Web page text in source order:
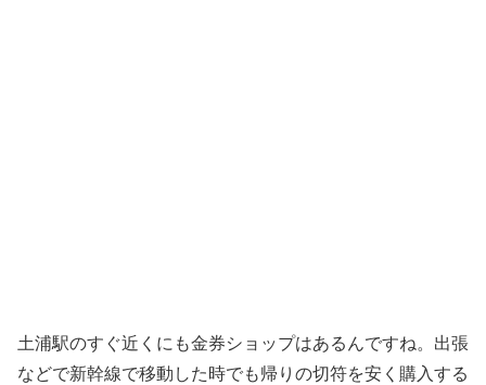
土浦駅のすぐ近くにも金券ショップはあるんですね。出張
などで新幹線で移動した時でも帰りの切符を安く購入する